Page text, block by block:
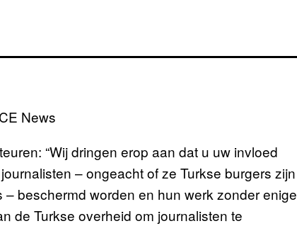
News
“Wij dringen erop aan dat u uw invloed
– ongeacht of ze Turkse burgers zijn
beschermd worden en hun werk zonder enige
de Turkse overheid om journalisten te